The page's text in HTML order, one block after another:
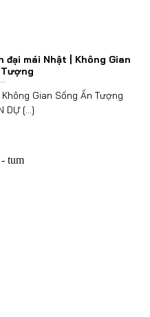
đại mái Nhật | Không Gian
Tượng
Gian Sống Ấn Tượng
DỰ [...]